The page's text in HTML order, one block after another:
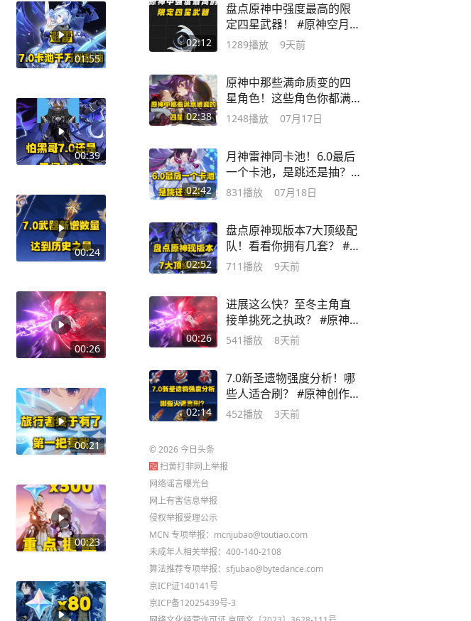
01:55
00:39
00:24
00:26
00:21
00:23
02:12
盘点原神中强度最高的限
定四星武器！ #原神空月之
歌
1289播放 9天前
02:38
原神中那些满命质变的四
星角色！这些角色你都满
命了没？
1248播放 07月17日
02:42
月神雷神同卡池！6.0最后
一个卡池，是跳还是抽？ #
原神空月之歌
831播放 07月18日
02:52
盘点原神现版本7大顶级配
队！看看你拥有几套？ #原
神空月之歌
711播放 9天前
00:26
进展这么快？至冬主角直
接单挑死之执政？ #原神创
作者激励计划
541播放 8天前
02:14
7.0新圣遗物强度分析！哪
些人适合刷？ #原神创作者
激励计划
452播放 3天前
©2026今日头条
扫黄打非网上举报
网络谣言曝光台
网上有害信息举报
侵权举报受理公示
MCN 专项举报：mcnjubao@toutiao.com
未成年人相关举报：400-140-2108
算法推荐专项举报：sfjubao@bytedance.com
京ICP证140141号
京ICP备12025439号-3